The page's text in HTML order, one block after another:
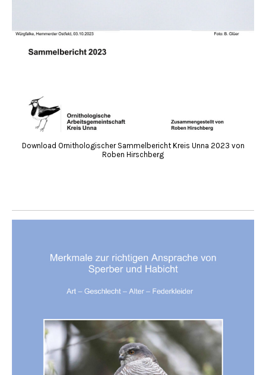
Download Ornithologischer Sammelbericht Kreis Unna 2023 von
Roben Hirschberg